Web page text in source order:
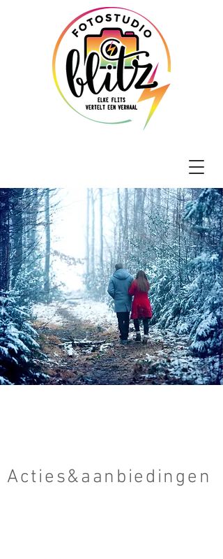
Acties&aanbiedingen